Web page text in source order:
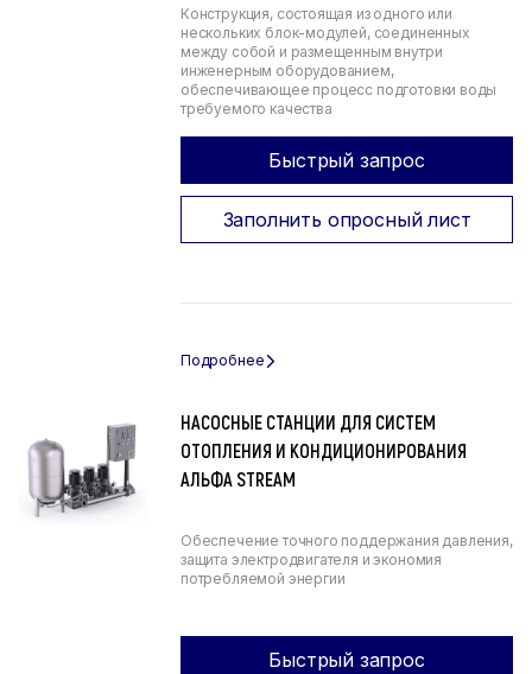
Конструкция, состоящая из одного или
нескольких блок-модулей, соединенных
между собой и размещенным внутри
инженерным оборудованием,
обеспечивающее процесс подготовки воды
требуемого качества
Быстрый запрос
Заполнить опросный лист
НАСОСНЫЕ СТАНЦИИ ДЛЯ СИСТЕМ
ОТОПЛЕНИЯ И КОНДИЦИОНИРОВАНИЯ
АЛЬФА STREAM
Обеспечение точного поддержания давления,
защита электродвигателя и экономия
потребляемой энергии
Быстрый запрос